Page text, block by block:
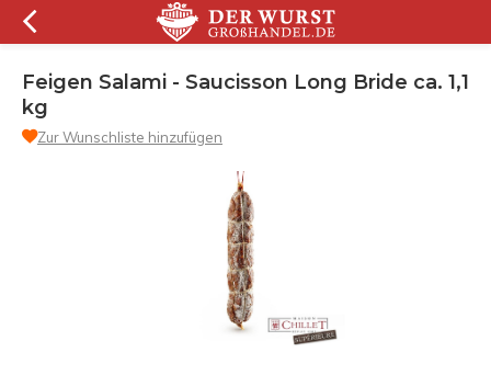
Feigen Salami - Saucisson Long Bride ca. 1,1
kg
Zur Wunschliste hinzufügen